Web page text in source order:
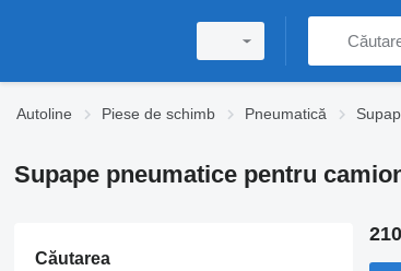
Autoline Piese de schimb Pneumatică
Supape pneumatice pentru
Căutarea